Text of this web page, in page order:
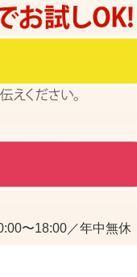
〜18:00／年中無休